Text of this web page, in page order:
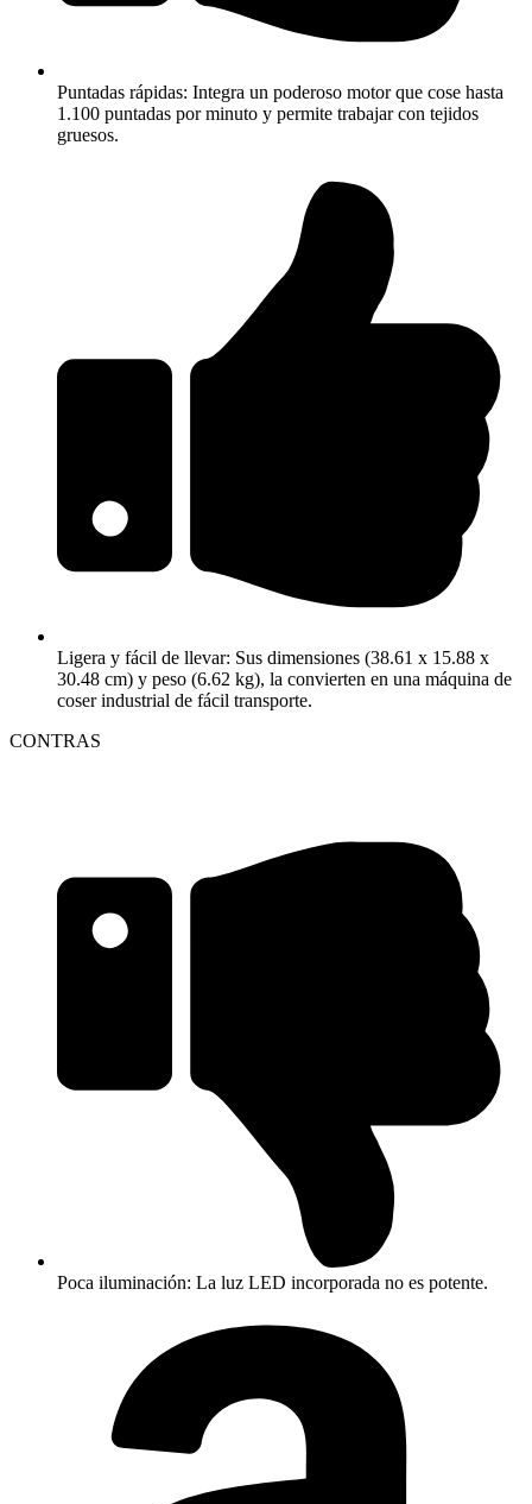
Puntadas rápidas: Integra un poderoso motor que cose hasta
1.100 puntadas por minuto y permite trabajar con tejidos
gruesos.
Ligera y fácil de llevar: Sus dimensiones (38.61 x 15.88 x
30.48 cm) y peso (6.62 kg), la convierten en una máquina de
coser industrial de fácil transporte.
CONTRAS
Poca iluminación: La luz LED incorporada no es potente.